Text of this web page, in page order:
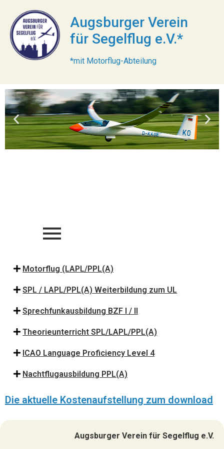
Augsburger Verein
für Segelflug e.V.*
*mit Motorflug-Abteilung
Motorflug (LAPL/PPL(A)
SPL / LAPL/PPL(A) Weiterbildung zum UL
Sprechfunkausbildung BZF I / II
Theorieunterricht SPL/LAPL/PPL(A)
ICAO Language Proficiency Level 4
Nachtflugausbildung PPL(A)
Die aktuelle Kostenaufstellung zum download
Augsburger Verein für Segelflug e.V.